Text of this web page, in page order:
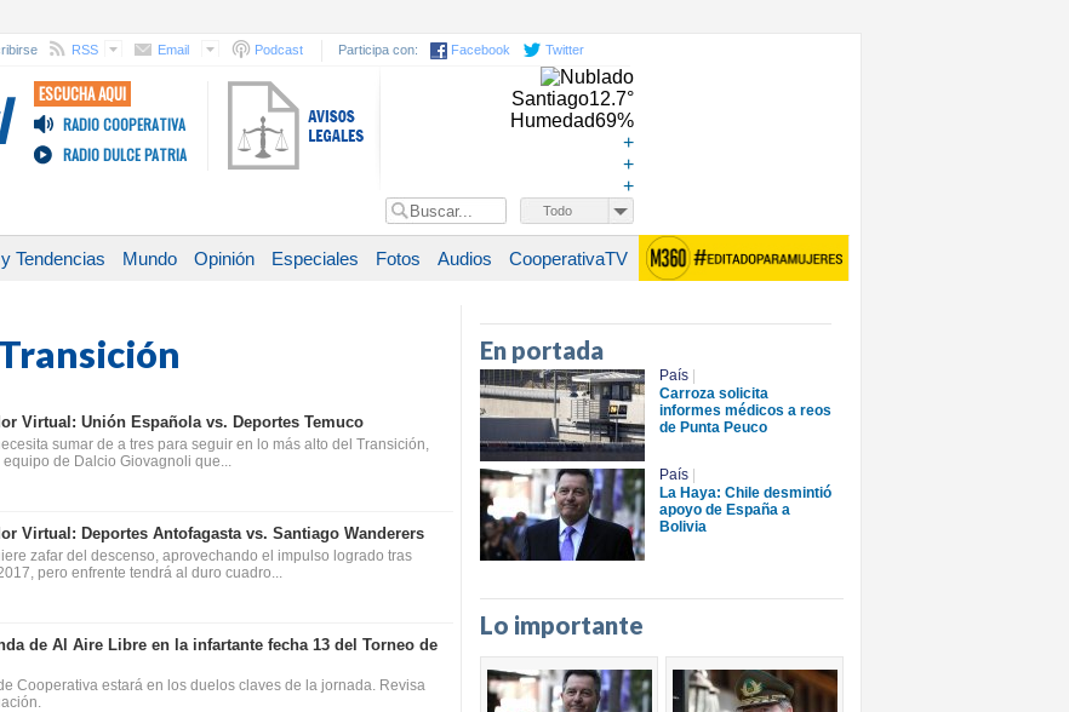
RSS Email Podcast Participa con: Facebook Twitter
ESCUCHA AQUI
RADIO COOPERATIVA
RADIO DULCE PATRIA
Santiago12.7°
Humedad69%
+
+
+
Todo
Tendencias Mundo Opinión Especiales Fotos Audios CooperativaTV
Virtual: Unión Española vs. Deportes Temuco
sumar de a tres para seguir en lo más alto del Transición,
de Dalcio Giovagnoli que...
Virtual: Deportes Antofagasta vs. Santiago Wanderers
zafar del descenso, aprovechando el impulso logrado tras
pero enfrente tendrá al duro cuadro...
de Al Aire Libre en la infartante fecha 13 del Torneo de
Cooperativa estará en los duelos claves de la jornada. Revisa
En portada
País
Carroza solicita
informes médicos a reos
de Punta Peuco
País
La Haya: Chile desmintió
apoyo de España a
Bolivia
Lo importante